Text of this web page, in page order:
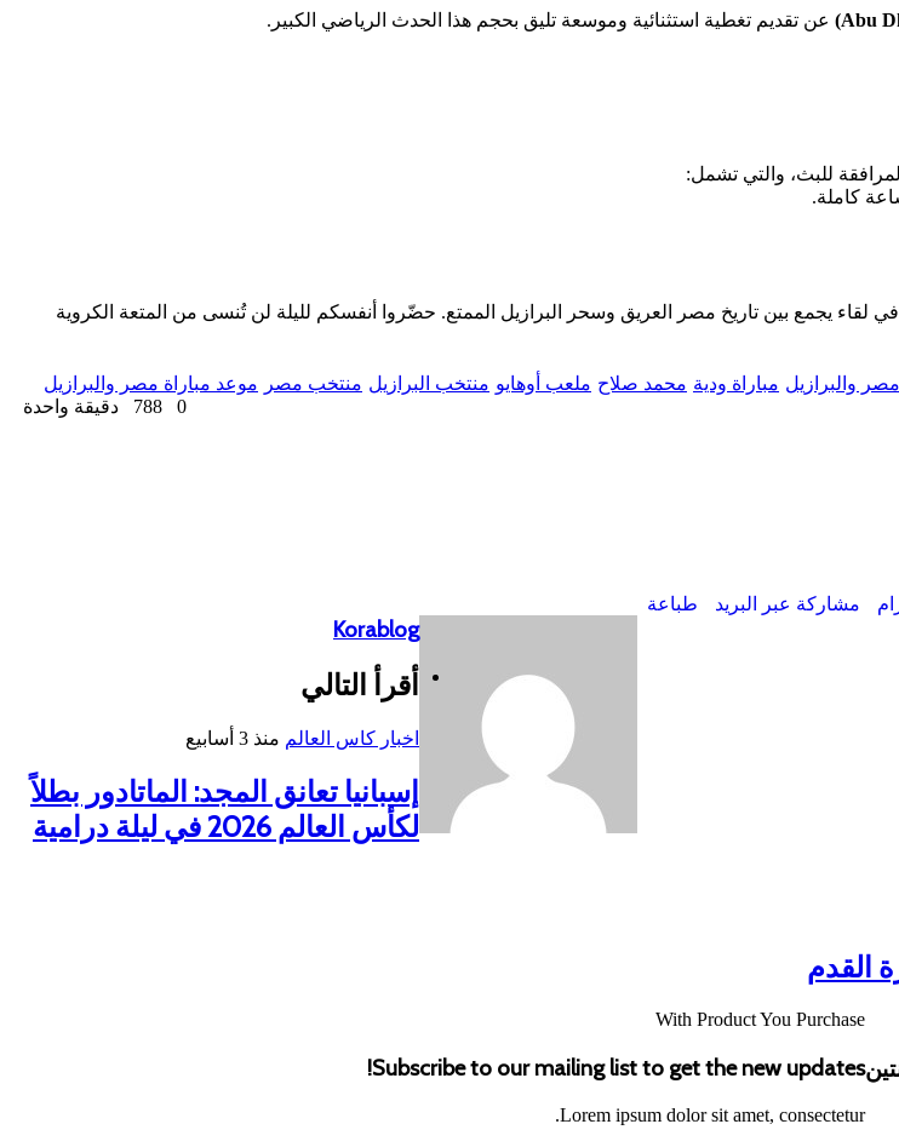
عن تقديم تغطية استثنائية وموسعة تليق بحجم هذا الحدث الرياضي الكبير.
للبث، والتي تشمل:
كاملة.
في لقاء يجمع بين تاريخ مصر العريق وسحر البرازيل الممتع. حضّروا أنفسكم لليلة لن تُنسى من المتعة الكروية
والبرازيل مباراة ودية محمد صلاح ملعب أوهايو منتخب البرازيل منتخب مصر
موعد مباراة مصر والبرازيل
0 دقيقة واحدة
مشاركة عبر البريد طباعة
Korablog
موقع
الويب
أقرأ التالي
اخبار كاس العالم منذ 3 أسابيع
إسبانيا تعانق المجد: الماتادور بطلاً
لكأس العالم 2026 في ليلة درامية
القدم
With Product You Purchase
Subscribe to our mailing list to get the new updates!
Lorem ipsum dolor sit amet, consectetur.